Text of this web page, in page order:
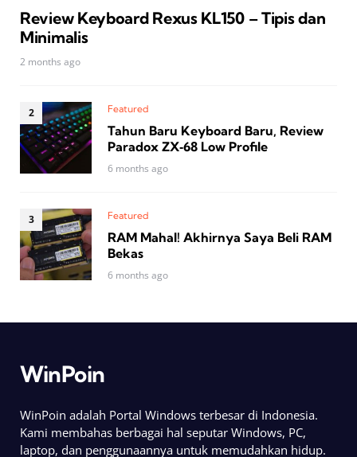
Review Keyboard Rexus KL150 – Tipis dan
Minimalis
2 months ago
Featured
Tahun Baru Keyboard Baru, Review
Paradox ZX‑68 Low Profile
6 months ago
Featured
RAM Mahal! Akhirnya Saya Beli RAM
Bekas
6 months ago
WinPoin
WinPoin adalah Portal Windows terbesar di Indonesia.
Kami membahas berbagai hal seputar Windows, PC,
laptop, dan penggunaannya untuk memudahkan hidup.